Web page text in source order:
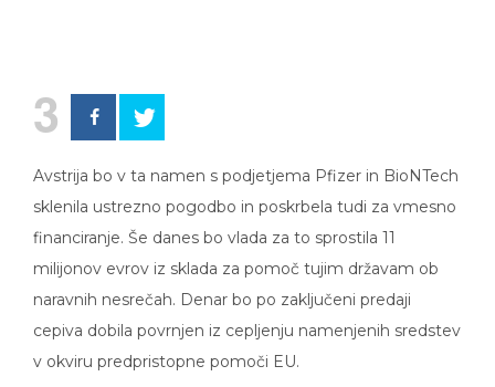
3
sklenila ustrezno pogodbo in poskrbela tudi za vmesno
financiranje. Še danes bo vlada za to sprostila 11
milijonov evrov iz sklada za pomoč tujim državam ob
naravnih nesrečah. Denar bo po zaključeni predaji
cepiva dobila povrnjen iz cepljenju namenjenih sredstev
v okviru predpristopne pomoči EU.